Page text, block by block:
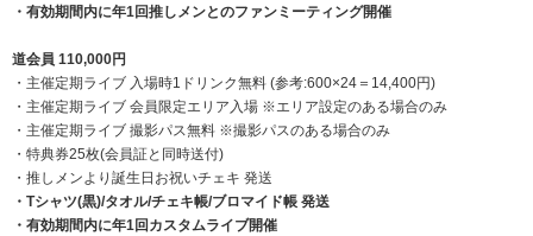
・有効期間内に年1回推しメンとのファンミーティング開催
道会員 110,000円
・主催定期ライブ 入場時1ドリンク無料 (参考:600×24＝14,400円)
・主催定期ライブ 会員限定エリア入場 ※エリア設定のある場合のみ
・主催定期ライブ 撮影パス無料 ※撮影パスのある場合のみ
・特典券25枚(会員証と同時送付)
・推しメンより誕生日お祝いチェキ 発送
・Tシャツ(黒)/タオル/チェキ帳/ブロマイド帳 発送
・有効期間内に年1回カスタムライブ開催